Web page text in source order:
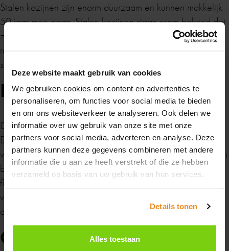
Deze website maakt gebruik van cookies
We gebruiken cookies om content en advertenties te
personaliseren, om functies voor social media te bieden
en om ons websiteverkeer te analyseren. Ook delen we
informatie over uw gebruik van onze site met onze
partners voor social media, adverteren en analyse. Deze
partners kunnen deze gegevens combineren met andere
informatie die u aan ze heeft verstrekt of die ze hebben
verzameld op basis van uw gebruik van hun services.
Details tonen
Alles toestaan
Stalen kozijnen zijn enorm duurzaam en kunnen makkelijk
50 jaar mee gaan. Stalen kozijnen staan erom bekend dat
ze, zelfs met een smal profiel, sterk genoeg zijn om grote
ramen te dragen. Hierdoor ontstaat dat mooie lichtinval en
samenhang van verschillende ruimtes.
Kleur
De stalen kozijnen zijn in alle (RAL) kleuren verkrijgbaar.
De twee zijden kunnen in een andere kleur geleverd
worden zodat u de kozijnen helemaal passend kunt maken
bij uw interieur. Het is ook mogelijk om middels metal
finishing echt koper of brons aan te brengen. In dit proces
wordt er in de fabriek een klein laagje van een metaal
aangebracht op de kozijnen.
Onderhoudsvrij
Van maandag 20 juli tot en met maandag 10
augustus zijn wij gesloten in verband met de
zomervakantie.
Heb je in de tussentijd een vraag? Stuur ons
gerust eenberichtje , dan nemen we zo snel